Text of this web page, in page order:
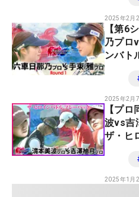
2025年2月
【第6
乃プロ
2025年2月
【プ
波vs吉
ザ・ヒ
2025年1月